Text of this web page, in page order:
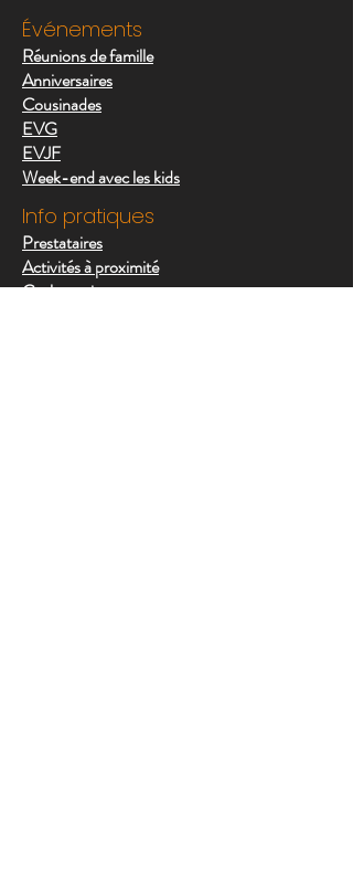
Événements
Réunions de famille
Anniversaires
Cousinades
EVG
EVJF
Week-end avec les kids
Info pratiques
Prestataires
Activités à proximité
Cyclotourisme